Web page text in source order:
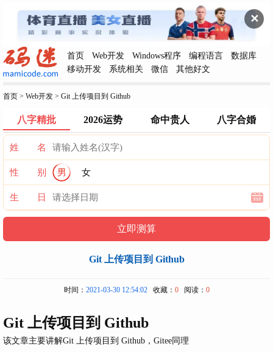
✕
首页 Web开发 Windows程序 编程语言
数据库
移动开发
系统相关 微信 其他好文
首页 > Web开发 > Git 上传项目到 Github
八字精批 2026运势 命中贵人 八字合婚
姓 名
性 别 男 女
生 日
Git 上传项目到 Github
时间： 2021-03-30 12:54:02收藏： 0阅读： 0
Git 上传项目到 Github
该文章主要讲解Git 上传项目到 Github，Gitee同理